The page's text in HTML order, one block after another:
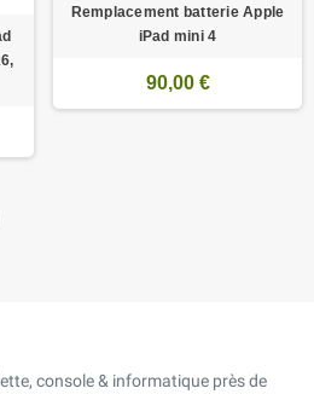
Remplacement batterie Apple
iPad mini 4
90,00 €
console & informatique près de